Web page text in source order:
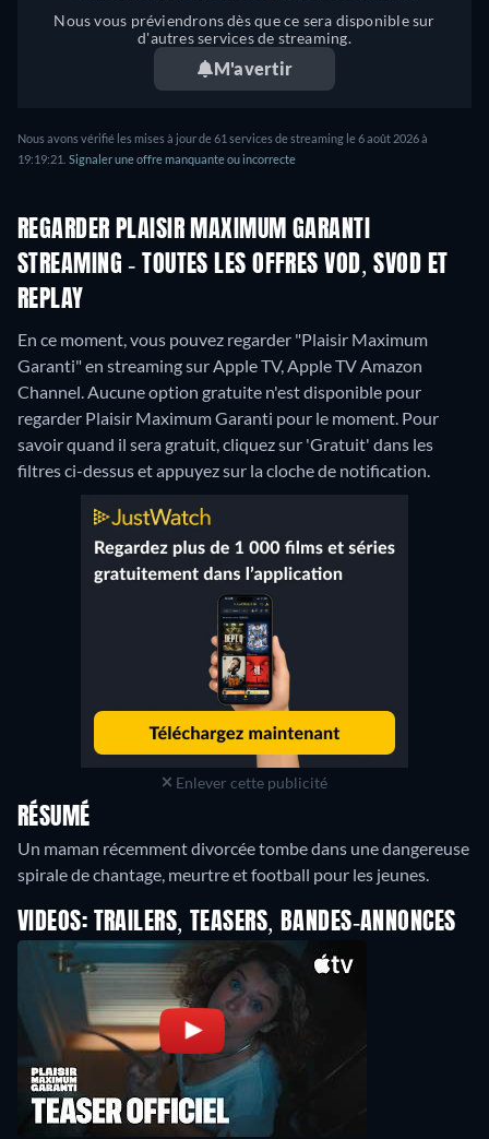
Nous vous préviendrons dès que ce sera disponible sur
d'autres services de streaming.
M'avertir
Nous avons vérifié les mises à jour de 61 services de streaming le 6 août 2026 à
19:19:21. Signaler une offre manquante ou incorrecte
REGARDER PLAISIR MAXIMUM GARANTI
STREAMING - TOUTES LES OFFRES VOD, SVOD ET
REPLAY
En ce moment, vous pouvez regarder "Plaisir Maximum
Garanti" en streaming sur Apple TV, Apple TV Amazon
Channel. Aucune option gratuite n'est disponible pour
regarder Plaisir Maximum Garanti pour le moment. Pour
savoir quand il sera gratuit, cliquez sur 'Gratuit' dans les
filtres ci-dessus et appuyez sur la cloche de notification.
Enlever cette publicité
RÉSUMÉ
Un maman récemment divorcée tombe dans une dangereuse
spirale de chantage, meurtre et football pour les jeunes.
VIDEOS: TRAILERS, TEASERS, BANDES-ANNONCES